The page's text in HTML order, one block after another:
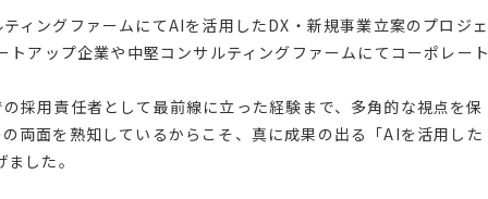
ィングファームにてAIを活用したDX・新規事業立案のプロジェ
アップ企業や中堅コンサルティングファームにてコーポレート
採用責任者として最前線に立った経験まで、多角的な視点を保
両面を熟知しているからこそ、真に成果の出る「AIを活用した
した。